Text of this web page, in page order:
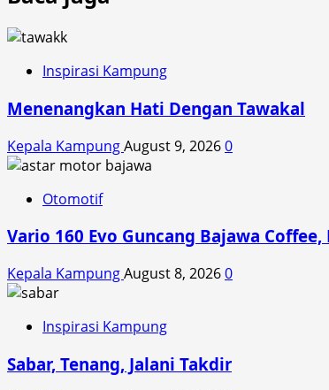
Jangan
Dulu,
Fatal
Inspirasi Kampung
Menenangkan Hati Dengan Tawakal
Kepala KampungAugust 9, 20260
Otomotif
Vario 160 Evo Guncang Bajawa
Kepala KampungAugust 8, 20260
Inspirasi Kampung
Sabar, Tenang, Jalani Takdir